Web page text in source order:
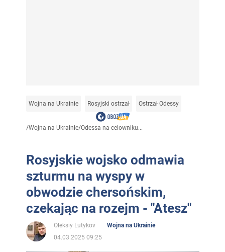
Wojna na Ukrainie Rosyjski ostrzał Ostrzał Odessy
/Wojna na Ukrainie/Odessa na celowniku...
Rosyjskie wojsko odmawia
szturmu na wyspy w
obwodzie chersońskim,
czekając na rozejm - "Atesz"
Oleksiy Lutykov
Wojna na Ukrainie
04.03.2025 09:25